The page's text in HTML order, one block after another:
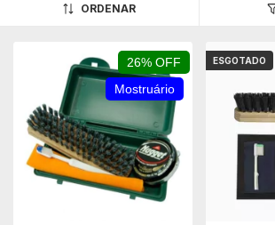
ORDENAR
26% OFF
Mostruário
ESGOTADO